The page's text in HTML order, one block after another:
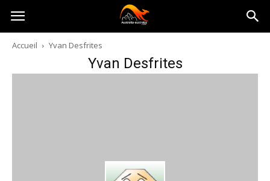
Australia-
australie.com
Accueil Yvan Desfrites
Yvan Desfrites